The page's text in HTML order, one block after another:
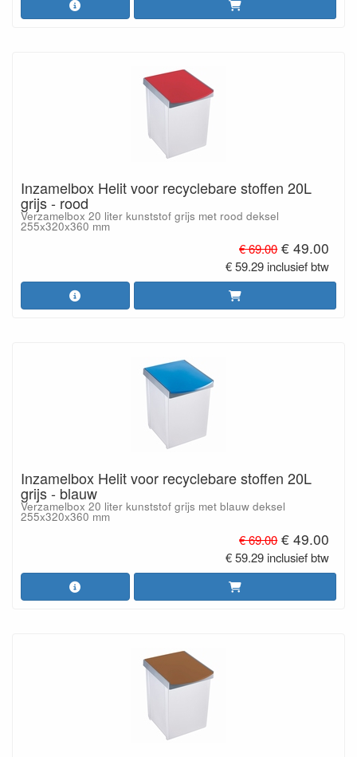
Inzamelbox Helit voor recyclebare stoffen 20L
grijs - rood
Verzamelbox 20 liter kunststof grijs met rood deksel
255x320x360 mm
€ 69.00 € 49.00
€ 59.29 inclusief btw
Inzamelbox Helit voor recyclebare stoffen 20L
grijs - blauw
Verzamelbox 20 liter kunststof grijs met blauw deksel
255x320x360 mm
€ 69.00 € 49.00
€ 59.29 inclusief btw